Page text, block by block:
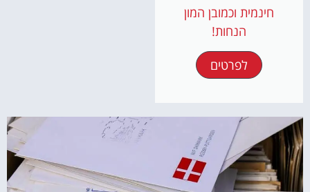
חינמית וכמובן המון
הנחות!
לפרטים